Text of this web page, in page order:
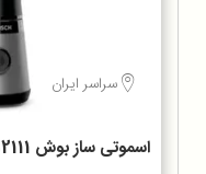
سراسر ایران
اسموتی ساز بوش MMB2111